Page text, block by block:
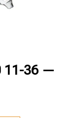
11-36 —